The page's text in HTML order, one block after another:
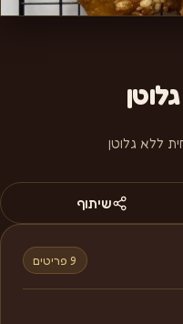
ללא גלוטן
שיתוף
9 פריטים